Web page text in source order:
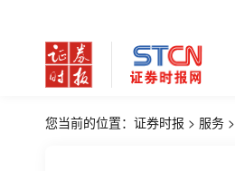
您当前的位置： 证券时报 > 服务 >